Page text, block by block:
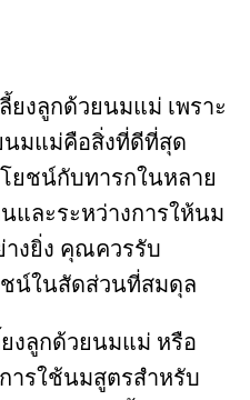
ยงลูกด้วยนมแม่ เพราะ
นมแม่คือสิ่งที่ดีที่สุด
ยชน์กับทารกในหลาย
และระหว่างการให้นม
งยิ่ง คุณควรรับ
น์ในสัดส่วนที่สมดุล
งลูกด้วยนมแม่ หรือ
ารใช้นมสูตรสำหรับ